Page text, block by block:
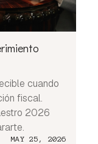
cuando
fiscal.
2026
MAY 25, 2026